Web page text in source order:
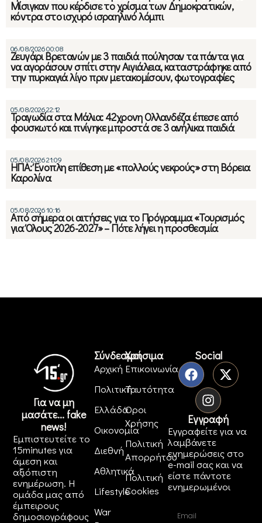
Μίσιγκαν που κέρδισε το χρίσμα των Δημοκρατικών,
κόντρα στο ισχυρό ισραηλινό λόμπι
06/08/2026 00:08
Ζευγάρι Βρετανών με 3 παιδιά πούλησαν τα πάντα για
να αγοράσουν σπίτι στην Αιγιάλεια, καταστράφηκε από
την πυρκαγιά λίγο πριν μετακομίσουν, φωτογραφίες
05/08/2026 22:12
Τραγωδία στα Μάλια: 42χρονη Ολλανδέζα έπεσε από
φουσκωτό και πνίγηκε μπροστά σε 3 ανήλικα παιδιά
05/08/2026 21:09
ΗΠΑ: Ένοπλη επίθεση με «πολλούς νεκρούς» στη Βόρεια
Καρολίνα
05/08/2026 10:16
Από σήμερα οι αιτήσεις για το Πρόγραμμα «Τουρισμός
για Όλους 2026-2027» – Πότε λήγει η προσθεσμία
Για να μη
μασάτε... fake
news!
Εμπιστευτείτε το
15minutes για
άμεση και
αξιόπιστη
ενημέρωση. Η
ομάδα μας από
έμπειρους
δημοσιογράφους
Σύνδεσμοι
Αρχική
Πολιτική
Ελλάδα
Οικονομία
Διεθνή
Αθλητικά
Lifestyle
War
Χρήσιμα
Επικοινωνία
Ταυτότητα
Όροι
Χρήσης
Πολιτική
Απορρήτου
Πολιτική
Cookies
Social
Εγγραφή
Εγγραφείτε για να
λαμβάνετε
ενημερώσεις στο
e-mail σας και να
είστε πάντοτε
ενημερωμένοι